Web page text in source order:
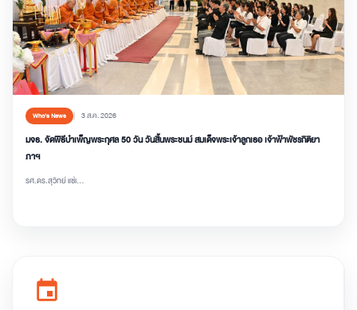
Who’s News 3 ส.ค. 2026
มจธ. จัดพิธีบำเพ็ญพระกุศล 50 วัน วันสิ้นพระชนม์ สมเด็จพระเจ้าลูกเธอ เจ้าฟ้าพัชรกิติยา
ภาฯ
รศ.ดร.สุวิทย์ แซ่เ...
event